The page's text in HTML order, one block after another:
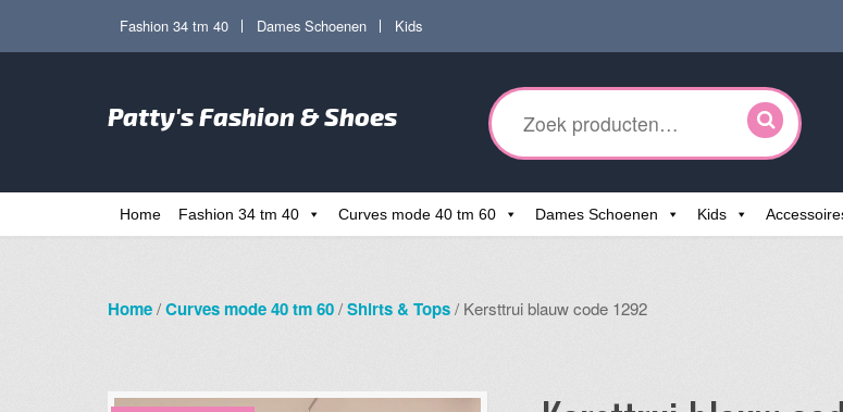
Ga
navigatie
Ga
de
inhoud
Fashion 34 tm 40 Dames Schoenen Kids
Patty's Fashion & Shoes
Zoeken
naar:
Home Fashion 34 tm 40 Curves mode 40 tm 60 Dames Schoenen Kids
Home/Curves mode 40 tm 60/Shirts & Tops/ Kersttrui blauw code 1292